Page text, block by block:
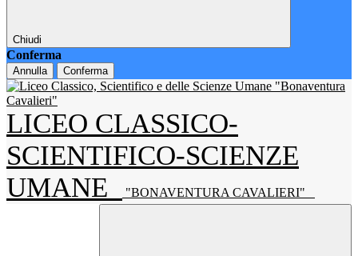
Chiudi
Conferma
Annulla Conferma
LICEO CLASSICO-
SCIENTIFICO-SCIENZE
UMANE
"BONAVENTURA CAVALIERI"